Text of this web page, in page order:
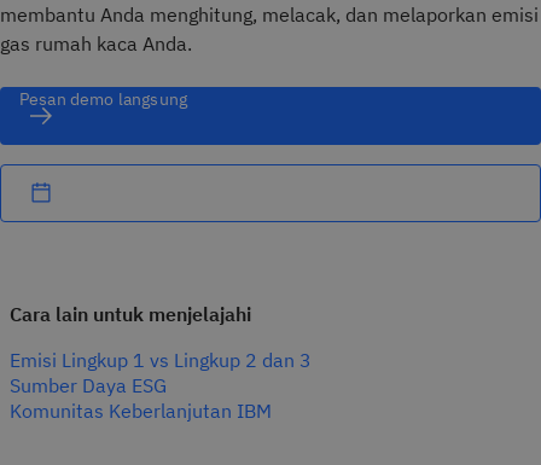
membantu Anda menghitung, melacak, dan melaporkan emisi
gas rumah kaca Anda.
Pesan demo langsung
Cara lain untuk menjelajahi
Emisi Lingkup 1 vs Lingkup 2 dan 3
Sumber Daya ESG
Komunitas Keberlanjutan IBM